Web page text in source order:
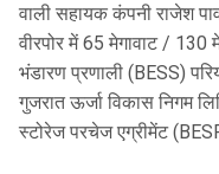
वाली सहायक कंपनी राजेश
वीरपोर में 65 मेगावाट / 130
भंडारण प्रणाली (BESS)
गुजरात ऊर्जा विकास निगम
स्टोरेज परचेज एग्रीमेंट